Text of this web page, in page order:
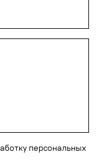
персональных